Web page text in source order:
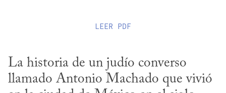
LEER PDF
La historia de un judío converso
llamado Antonio Machado que vivió